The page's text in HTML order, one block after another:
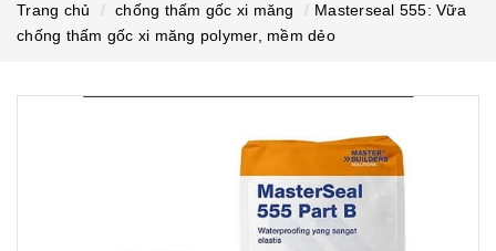
Trang chủ chống thấm gốc xi măng
Masterseal 555: Vữa
chống thấm gốc xi măng polymer, mềm dẻo